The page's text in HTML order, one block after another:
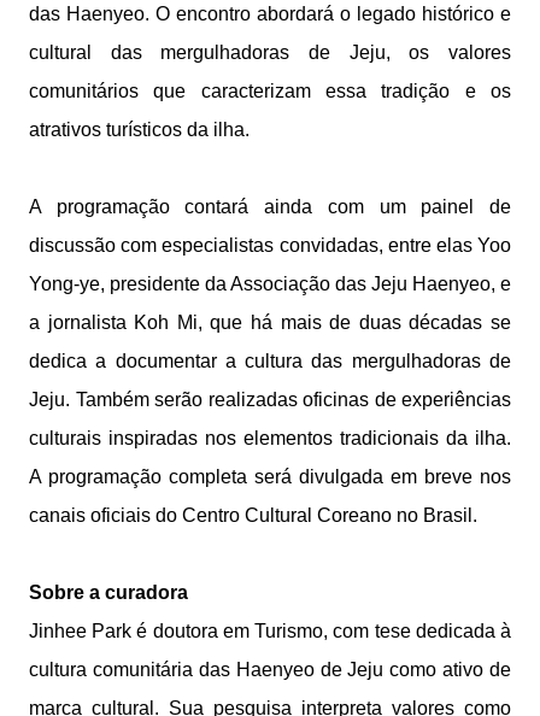
das Haenyeo. O encontro abordará o legado histórico e
cultural das mergulhadoras de Jeju, os valores
comunitários que caracterizam essa tradição e os
atrativos turísticos da ilha.
A programação contará ainda com um painel de
discussão com especialistas convidadas, entre elas Yoo
Yong-ye, presidente da Associação das Jeju Haenyeo, e
a jornalista Koh Mi, que há mais de duas décadas se
dedica a documentar a cultura das mergulhadoras de
Jeju. Também serão realizadas oficinas de experiências
culturais inspiradas nos elementos tradicionais da ilha.
A programação completa será divulgada em breve nos
canais oficiais do Centro Cultural Coreano no Brasil.
Sobre a curadora
Jinhee Park é doutora em Turismo, com tese dedicada à
cultura comunitária das Haenyeo de Jeju como ativo de
marca cultural. Sua pesquisa interpreta valores como